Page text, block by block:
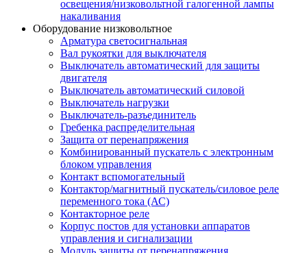
освещения/низковольтной галогенной лампы
накаливания
Оборудование низковольтное
Арматура светосигнальная
Вал рукоятки для выключателя
Выключатель автоматический для защиты
двигателя
Выключатель автоматический силовой
Выключатель нагрузки
Выключатель-разъединитель
Гребенка распределительная
Защита от перенапряжения
Комбинированный пускатель с электронным
блоком управления
Контакт вспомогательный
Контактор/магнитный пускатель/силовое реле
переменного тока (АС)
Контакторное реле
Корпус постов для установки аппаратов
управления и сигнализации
Модуль защиты от перенапряжения